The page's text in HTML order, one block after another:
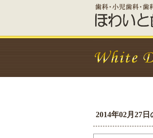
2014年02月27